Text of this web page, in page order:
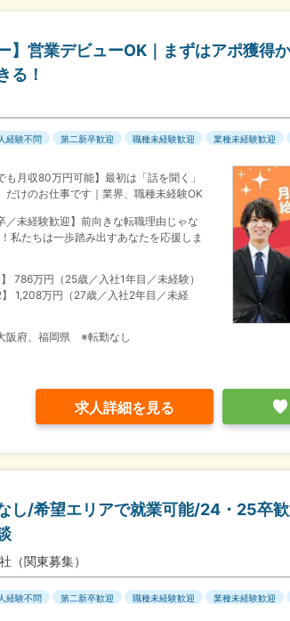
】営業デビューOK｜まずはアポ獲得
る！
経験不問 第二新卒歓迎 職種未経験歓迎 業種未経験歓迎
も月収80万円可能】最初は「話を聞く」
だけのお仕事です｜業界、職種未経験OK
／未経験歓迎】前向きな転職理由じゃな
私たちは一歩踏み出すあなたを応援しま
786万円（25歳／入社1年目／未経験）
1,208万円（27歳／入社2年目／未経
阪府、福岡県 ※転勤なし
求人詳細を見る
なし/希望エリアで就業可能/24・25卒
（関東募集）
経験不問 第二新卒歓迎 職種未経験歓迎 業種未経験歓迎